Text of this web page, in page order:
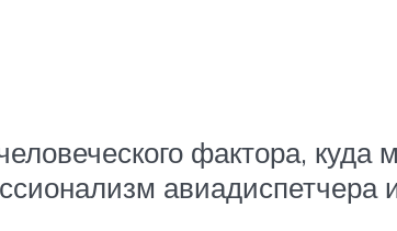
фактора, куда
авиадиспетчера